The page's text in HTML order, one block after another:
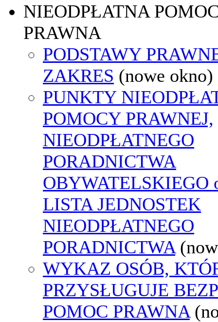
NIEODPŁATNA
PRAWNA
PODSTAWY
ZAKRES (nowe okno)
PUNKTY
POMOCY PRAWNEJ,
NIEODPŁATNEGO
PORADNICTWA
OBYWATELSKIEGO
LISTA JEDNOSTEK
NIEODPŁATNEGO
PORADNICTWA
WYKAZ OSÓB,
PRZYSŁUGUJE
POMOC PRAWNA